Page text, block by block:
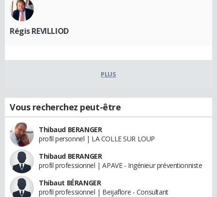
Régis REVILLIOD
PLUS
Vous recherchez peut-être
Thibaud BERANGER
profil personnel | LA COLLE SUR LOUP
Thibaud BERANGER
profil professionnel | APAVE - Ingénieur préventionniste
Thibaut BÉRANGER
profil professionnel | Beijaflore - Consultant